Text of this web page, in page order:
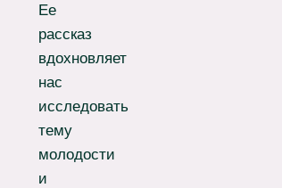
Ее
рассказ
вдохновляет
нас
исследовать
тему
молодости
и